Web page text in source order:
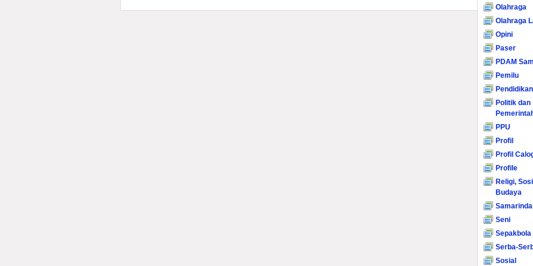
Olahraga
Olahraga
Opini
Paser
PDAM
Pemilu
Pendidikan
Politik dan
PPU
Profil
Profil
Profile
Religi,
Budaya
Samarinda
Seni
Sepakbola
Serba-
Sosial